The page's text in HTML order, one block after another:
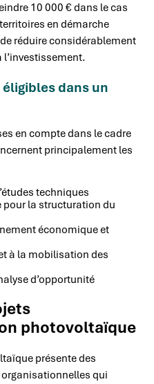
10 000 € dans le cas
en démarche
réduire considérablement
l’investissement.
dans un
en compte dans le cadre
principalement les
techniques
pour la structuration du
économique et
à la mobilisation des
d’opportunité
photovoltaïque
présente des
qui